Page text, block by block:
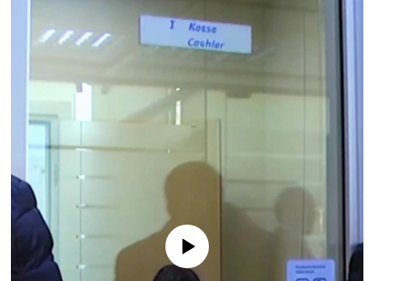
No media source currently available